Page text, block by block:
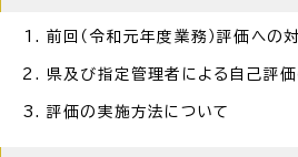
前回（令和元年度業務）評価への
県及び指定管理者による自己評
評価の実施方法について